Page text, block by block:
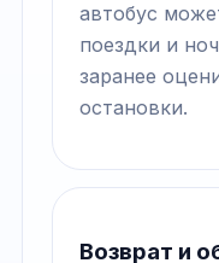
автобус
поездки и
заранее
остановки.
Возврат и